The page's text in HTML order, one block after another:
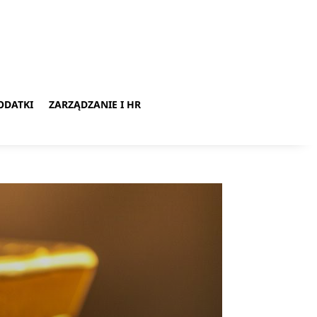
ZARZĄDZANIE I HR